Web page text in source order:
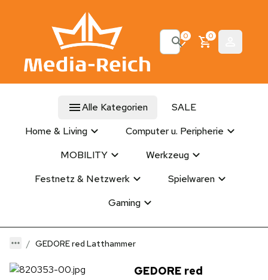
0 0
Alle Kategorien
SALE
Home & Living
Computer u. Peripherie
MOBILITY
Werkzeug
Festnetz & Netzwerk
Spielwaren
Gaming
GEDORE red Latthammer
GEDORE red